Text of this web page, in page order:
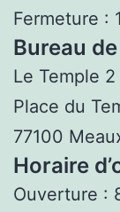
Fermeture :
Bureau
Le Temple
Place du
77100
Horaire
Ouverture :